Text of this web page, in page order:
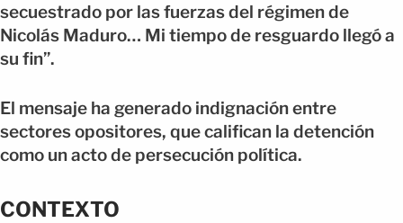
secuestrado por las fuerzas del régimen de
Nicolás Maduro… Mi tiempo de resguardo llegó a
su fin”.
El mensaje ha generado indignación entre
sectores opositores, que califican la detención
como un acto de persecución política.
CONTEXTO